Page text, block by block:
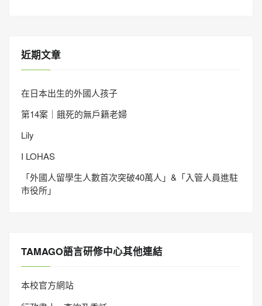
近期文章
在日本出生的外國人孩子
第14案｜餓死的無戶籍老婦
Lily
I LOHAS
「外國人留學生人數首次突破40萬人」&「入管人員進駐
市役所」
TAMAGO語言研修中心其他連結
本校官方網站